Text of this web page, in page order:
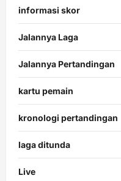
informasi skor
Jalannya Laga
Jalannya Pertandingan
kartu pemain
kronologi pertandingan
laga ditunda
Live